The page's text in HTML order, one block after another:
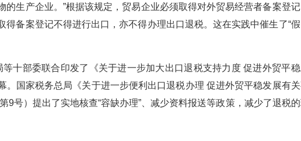
生产企业。”根据该规定，贸易企业必须取得对外贸易经营者备案登记
得备案登记不得进行出口，亦不得办理出口退税。这在实践中催生了“假
十部委联合印发了《关于进一步加大出口退税支持力度 促进外贸平
。国家税务总局《关于进一步便利出口退税办理 促进外贸平稳发展有
9号）提出了实地核查“容缺办理”、减少资料报送等政策，减少了退税